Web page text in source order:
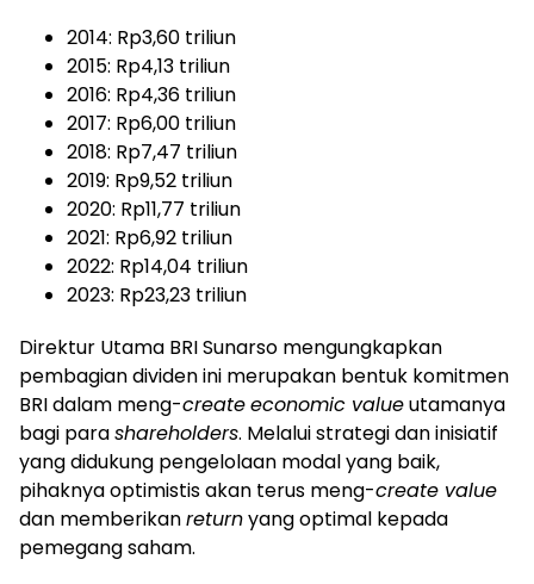
2014: Rp3,60 triliun
2015: Rp4,13 triliun
2016: Rp4,36 triliun
2017: Rp6,00 triliun
2018: Rp7,47 triliun
2019: Rp9,52 triliun
2020: Rp11,77 triliun
2021: Rp6,92 triliun
2022: Rp14,04 triliun
2023: Rp23,23 triliun
Direktur Utama BRI Sunarso mengungkapkan
pembagian dividen ini merupakan bentuk komitmen
BRI dalam meng-createeconomic valueutamanya
bagi parashareholders. Melalui strategi dan inisiatif
yang didukung pengelolaan modal yang baik,
pihaknya optimistis akan terus meng-create value
dan memberikanreturnyang optimal kepada
pemegang saham.